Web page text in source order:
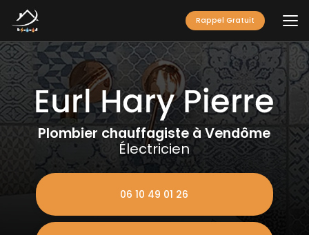
contenu
principal
Rappel Gratuit
Plombier chauffagiste à Vendôme
Électricien
06 10 49 01 26